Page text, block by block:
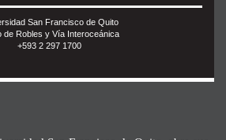
San Francisco de Quito
de Robles y Vía Interoceánica
+593 2 297 1700